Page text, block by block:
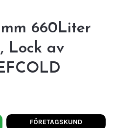
660Liter
Lock av
FÖRETAGSKUND